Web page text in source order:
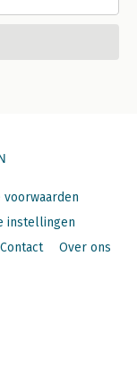
voorwaarden
instellingen
Over ons